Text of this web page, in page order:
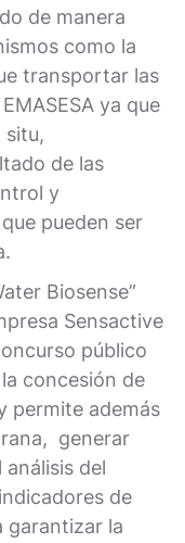
de manera
como la
transportar las
ya que
situ,
de las
y
pueden ser
Biosense”
Sensactive
público
concesión de
permite además
generar
del
de
garantizar la